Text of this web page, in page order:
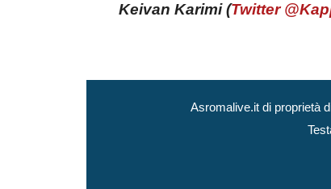
Keivan Karimi (Twitter
Asromalive.it di proprietà